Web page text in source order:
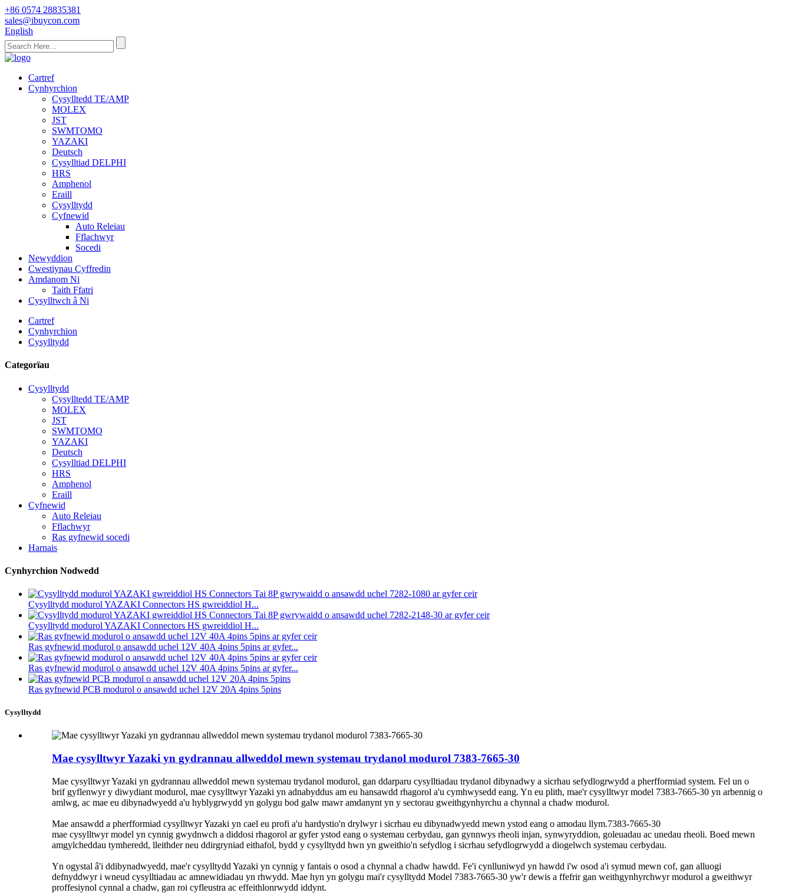
+86 0574 28835381
sales@ibuycon.com
English
Cartref
Cynhyrchion
Cysylltedd TE/AMP
MOLEX
JST
SWMTOMO
YAZAKI
Deutsch
Cysylltiad DELPHI
HRS
Amphenol
Eraill
Cysylltydd
Cyfnewid
Auto Releiau
Fflachwyr
Socedi
Newyddion
Cwestiynau Cyffredin
Amdanom Ni
Taith Ffatri
Cysylltwch â Ni
Cartref
Cynhyrchion
Cysylltydd
Categorïau
Cysylltydd
Cysylltedd TE/AMP
MOLEX
JST
SWMTOMO
YAZAKI
Deutsch
Cysylltiad DELPHI
HRS
Amphenol
Eraill
Cyfnewid
Auto Releiau
Fflachwyr
Ras gyfnewid socedi
Harnais
Cynhyrchion Nodwedd
Cysylltydd modurol YAZAKI Connectors HS gwreiddiol H...
Cysylltydd modurol YAZAKI Connectors HS gwreiddiol H...
Ras gyfnewid modurol o ansawdd uchel 12V 40A 4pins 5pins ar gyfer...
Ras gyfnewid modurol o ansawdd uchel 12V 40A 4pins 5pins ar gyfer...
Ras gyfnewid PCB modurol o ansawdd uchel 12V 20A 4pins 5pins
Cysylltydd
Mae cysylltwyr Yazaki yn gydrannau allweddol mewn systemau trydanol modurol 7383-7665-30
Mae cysylltwyr Yazaki yn gydrannau allweddol mewn systemau trydanol modurol, gan ddarparu cysylltiadau trydanol dibynadwy a sicrhau sefydlogrwydd a pherfformiad system. Fel un o
brif gyflenwyr y diwydiant modurol, mae cysylltwyr Yazaki yn adnabyddus am eu hansawdd rhagorol a'u cymhwysedd eang. Yn eu plith, mae'r cysylltwyr model 7383-7665-30 yn arbennig o
amlwg, ac mae eu dibynadwyedd a'u hyblygrwydd yn golygu bod galw mawr amdanynt yn y sectorau gweithgynhyrchu a chynnal a chadw modurol.
Mae ansawdd a pherfformiad cysylltwyr Yazaki yn cael eu profi a'u hardystio'n drylwyr i sicrhau eu dibynadwyedd mewn ystod eang o amodau llym.7383-7665-30
mae cysylltwyr model yn cynnig gwydnwch a diddosi rhagorol ar gyfer ystod eang o systemau cerbydau, gan gynnwys rheoli injan, synwyryddion, goleuadau ac unedau rheoli. Boed mewn
amgylcheddau tymheredd, lleithder neu ddirgryniad eithafol, bydd y cysylltydd hwn yn gweithio'n sefydlog i sicrhau sefydlogrwydd a diogelwch systemau cerbydau.
Yn ogystal â'i ddibynadwyedd, mae'r cysylltydd Yazaki yn cynnig y fantais o osod a chynnal a chadw hawdd. Fe'i cynlluniwyd yn hawdd i'w osod a'i symud mewn cof, gan alluogi
defnyddwyr i wneud cysylltiadau ac amnewidiadau yn rhwydd. Mae hyn yn golygu mai'r cysylltydd Model 7383-7665-30 yw'r dewis a ffefrir gan weithgynhyrchwyr modurol a gweithwyr
proffesiynol cynnal a chadw, gan roi cyfleustra ac effeithlonrwydd iddynt.